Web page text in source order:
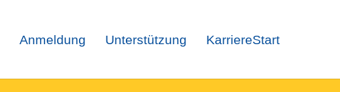
Anmeldung Unterstützung KarriereStart